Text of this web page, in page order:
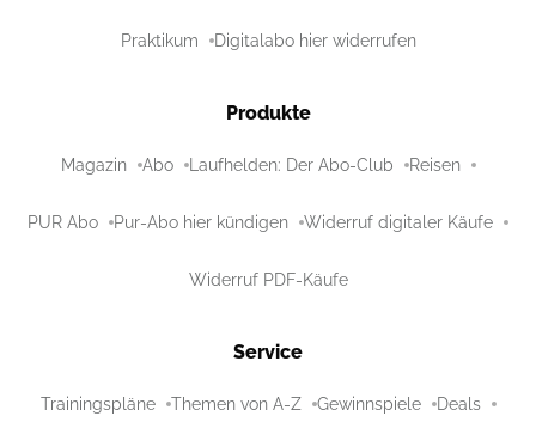
Praktikum Digitalabo hier widerrufen
Produkte
Magazin Abo Laufhelden: Der Abo-Club Reisen
PUR Abo Pur-Abo hier kündigen Widerruf digitaler Käufe
Widerruf PDF-Käufe
Service
Trainingspläne Themen von A-Z Gewinnspiele Deals